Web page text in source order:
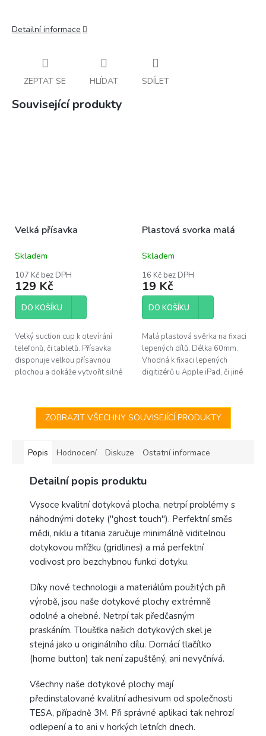
Detailní informace
ZEPTAT SE HLÍDAT SDÍLET
Související produkty
Velká přísavka
Průměrné
produktu
je
5,0
hvězdiček.
Skladem
107 Kč bez DPH
129 Kč
DO KOŠÍKU
Velký suction cup k otevírání
telefonů, či tabletů. Přísavka
disponuje velkou přísavnou
plochou a dokáže vytvořit silné
Plastová svorka malá
Průměrné
produktu
je
5,0
hvězdiček.
Skladem
16 Kč bez DPH
19 Kč
DO KOŠÍKU
Malá plastová svěrka na fixaci
lepených dílů. Délka 60mm.
Vhodná k fixaci lepených
digitizérů u Apple iPad, či jiné
ZOBRAZIT VŠECHNY SOUVISEJÍCÍ PRODUKTY
Popis Hodnocení Diskuze Ostatní informace
Detailní popis produktu
Vysoce kvalitní dotyková plocha, netrpí problémy s
náhodnými doteky ("ghost touch"). Perfektní směs
mědi, niklu a titania zaručuje minimálně viditelnou
dotykovou mřížku (gridlines) a má perfektní
vodivost pro bezchybnou funkci dotyku.
Díky nové technologii a materiálům použitých při
výrobě, jsou naše dotykové plochy extrémně
odolné a ohebné. Netrpí tak předčasným
praskáním. Tloušťka našich dotykových skel je
stejná jako u originálního dílu. Domácí tlačítko
(home button) tak není zapuštěný, ani nevyčnívá.
Všechny naše dotykové plochy mají
předinstalované kvalitní adhesivum od společnosti
TESA, případně 3M. Při správné aplikaci tak nehrozí
odlepení a to ani v horkých letních dnech.